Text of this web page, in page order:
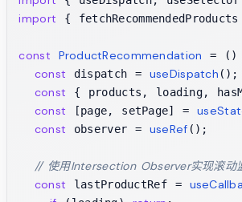
import {
const ProductRecommendation = ( )
const dispatch = useDispatch ();
const { products, loading,
const [page, setPage] =
const observer = useRef ();
// 使用Intersection Observer实现滚动
const lastProductRef =